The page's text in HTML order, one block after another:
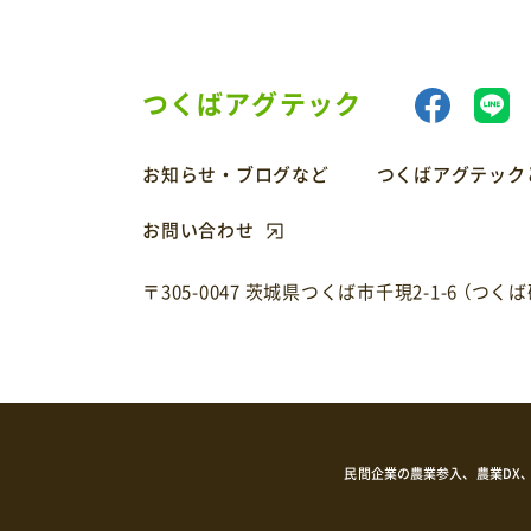
つくばアグテック
お知らせ・ブログなど つくばアグテック
お問い合わせ
〒305-0047 茨城県つくば市千現2-1-6 （つく
民間企業の農業参入、農業DX